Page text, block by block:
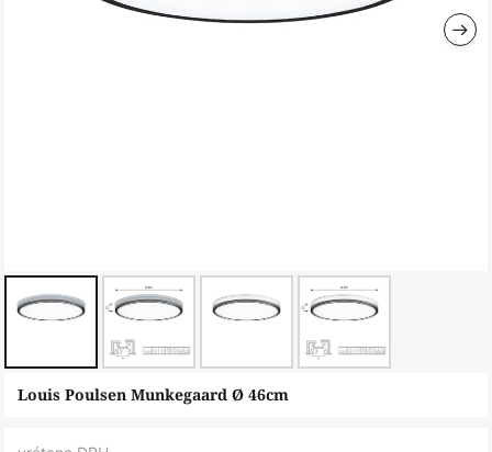
Preskočiť
Louis Poulsen Munkegaard Ø 46cm